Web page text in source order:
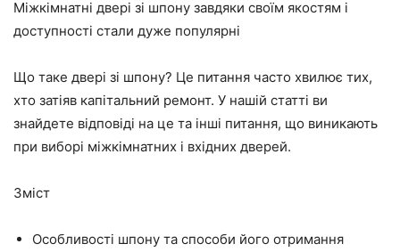
Міжкімнатні двері зі шпону завдяки своїм якостям і
доступності стали дуже популярні
Що таке двері зі шпону? Це питання часто хвилює тих,
хто затіяв капітальний ремонт. У нашій статті ви
знайдете відповіді на це та інші питання, що виникають
при виборі міжкімнатних і вхідних дверей.
Зміст
Особливості шпону та способи його отримання